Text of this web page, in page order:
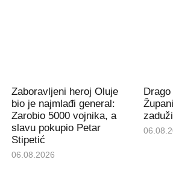
Zaboravljeni heroj Oluje
bio je najmlađi general:
Zarobio 5000 vojnika, a
slavu pokupio Petar
Stipetić
06.08.2026